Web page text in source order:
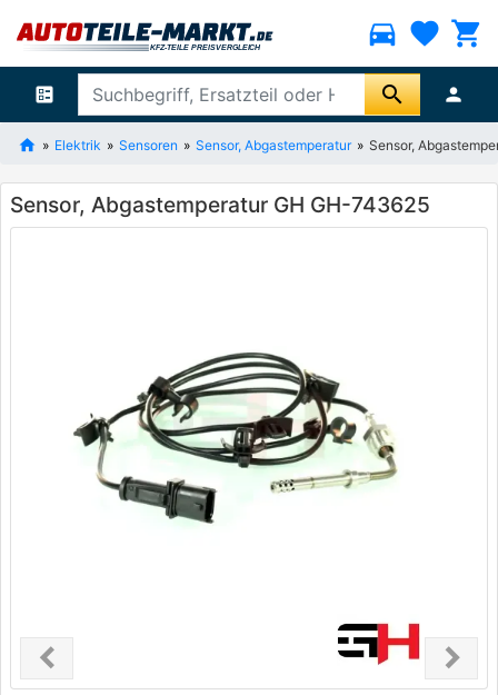
directions_car favorite shopping_cart
ballot search person
Elektrik Sensoren Sensor, Abgastemperatur Sensor,
Sensor, Abgastemperatur GH GH-743625
chevron_leftPrevious chevron_right
Next